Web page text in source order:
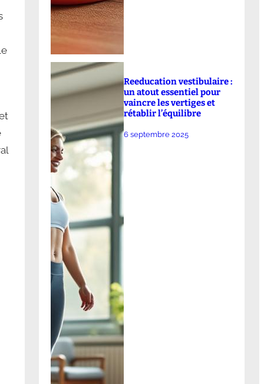
Reeducation vestibulaire :
un atout essentiel pour
vaincre les vertiges et
rétablir l’équilibre
6 septembre 2025